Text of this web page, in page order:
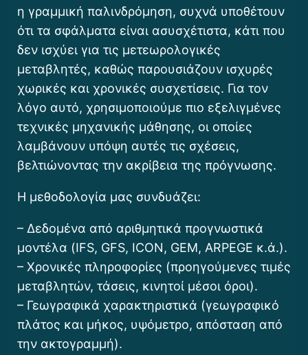
η γραμμική παλινδρόμηση, συχνά υποθέτουν
ότι τα σφάλματα είναι ασυσχέτιστα, κάτι που
δεν ισχύει για τις μετεωρολογικές
μεταβλητές, καθώς παρουσιάζουν ισχυρές
χωρικές και χρονικές συσχετίσεις. Για τον
λόγο αυτό, χρησιμοποιούμε πιο εξελιγμένες
τεχνικές μηχανικής μάθησης, οι οποίες
λαμβάνουν υπόψη αυτές τις σχέσεις,
βελτιώνοντας την ακρίβεια της πρόγνωσης.
Η μεθοδολογία μας συνδυάζει:
– Δεδομένα από αριθμητικά προγνωστικά
μοντέλα (IFS, GFS, ICON, GEM, ARPEGE κ.ά.).
– Χρονικές πληροφορίες (προηγούμενες τιμές
μεταβλητών, τάσεις, κινητοί μέσοι όροι).
– Γεωγραφικά χαρακτηριστικά (γεωγραφικό
πλάτος και μήκος, υψόμετρο, απόσταση από
την ακτογραμμή).